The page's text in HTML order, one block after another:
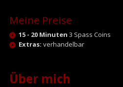
Meine Preise
15 - 20 Minuten 3 Spass Coins
Extras: verhandelbar
Über mich